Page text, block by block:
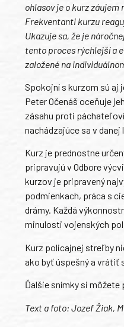
ohlasov je o kurz
Frekventanti kurzu
Ukazuje sa, že je
tento proces rýchlejší a
založené na
Spokojní s kurzom sú aj
Peter Očenáš oceňuje
zásahu proti
nachádzajúce sa v danej
Kurz je prednostne
pripravujú v Odbore
kurzov je pripravený
podmienkach, práca s
drámy. Každá
minulosti vojenských
Kurz policajnej streľby
ako byť úspešný a vrátiť
Ďalšie snímky si môžete
Text a foto: Jozef Žiak,